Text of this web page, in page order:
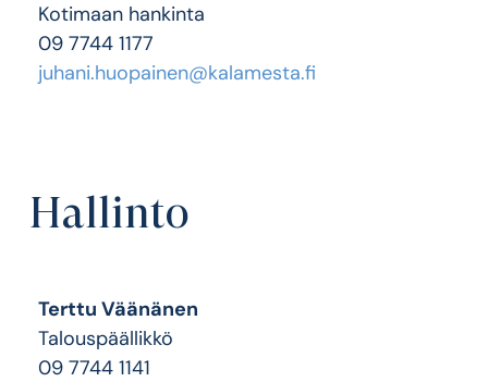
Kotimaan hankinta
09 7744 1177
juhani.huopainen@kalamesta.fi
Hallinto
Terttu Väänänen
Talouspäällikkö
09 7744 1141